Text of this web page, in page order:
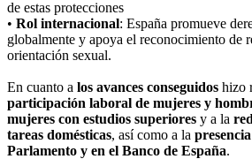
de estas protecciones
• Rol internacional: España promueve
globalmente y apoya el reconocimiento de
orientación sexual.
En cuanto a los avances conseguidos hizo
participación laboral de mujeres y
mujeres con estudios superiores y a la
tareas domésticas, así como a la
Parlamento y en el Banco de España.